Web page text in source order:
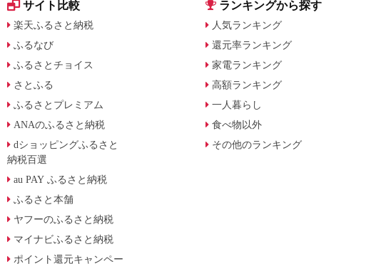
サイト比較
楽天ふるさと納税
ふるなび
ふるさとチョイス
さとふる
ふるさとプレミアム
ANAのふるさと納税
dショッピングふるさと
納税百選
au PAY ふるさと納税
ふるさと本舗
ヤフーのふるさと納税
マイナビふるさと納税
ポイント還元キャンペー
ランキングから探す
人気ランキング
還元率ランキング
家電ランキング
高額ランキング
一人暮らし
食べ物以外
その他のランキング